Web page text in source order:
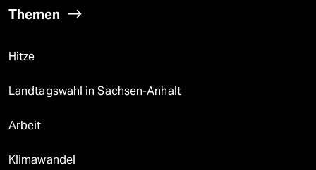
Themen
Hitze
Landtagswahl in Sachsen-Anhalt
Arbeit
Klimawandel